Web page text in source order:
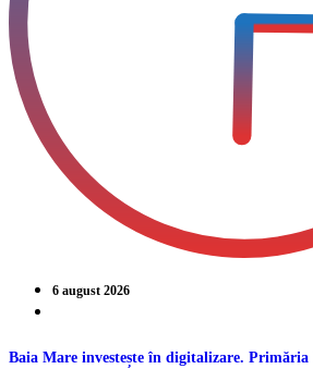
6 august 2026
Baia Mare investește în digitalizare. Primăria